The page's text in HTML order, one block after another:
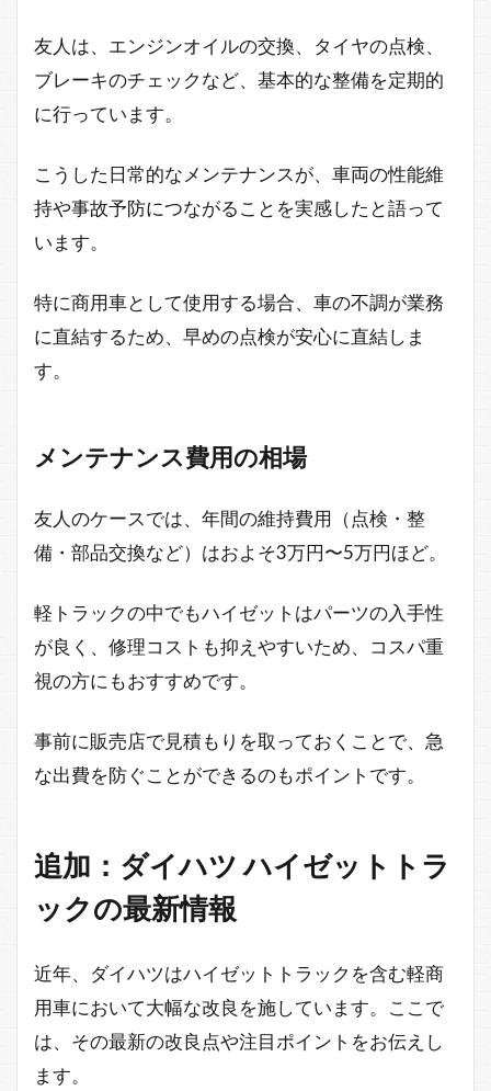
友人は、エンジンオイルの交換、タイヤの点検、
ブレーキのチェックなど、基本的な整備を定期的
に行っています。
こうした日常的なメンテナンスが、車両の性能維
持や事故予防につながることを実感したと語って
います。
特に商用車として使用する場合、車の不調が業務
に直結するため、早めの点検が安心に直結しま
す。
メンテナンス費用の相場
友人のケースでは、年間の維持費用（点検・整
備・部品交換など）はおよそ3万円〜5万円ほど。
軽トラックの中でもハイゼットはパーツの入手性
が良く、修理コストも抑えやすいため、コスパ重
視の方にもおすすめです。
事前に販売店で見積もりを取っておくことで、急
な出費を防ぐことができるのもポイントです。
追加：ダイハツ ハイゼットトラ
ックの最新情報
近年、ダイハツはハイゼットトラックを含む軽商
用車において大幅な改良を施しています。ここで
は、その最新の改良点や注目ポイントをお伝えし
ます。